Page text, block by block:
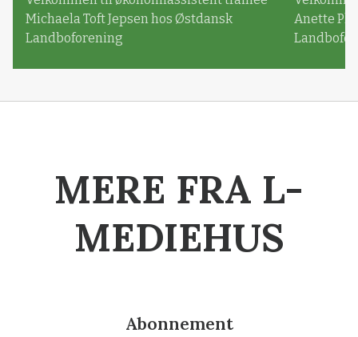
Michaela Toft Jepsen hos Østdansk
Landboforening
Anette
MERE FRA L-
MEDIEHUS
Abonnement